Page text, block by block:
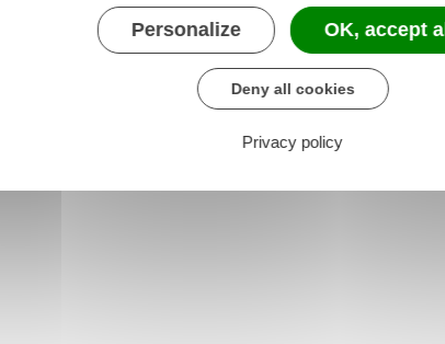
Personalize OK, accept all
Deny all cookies
Privacy policy